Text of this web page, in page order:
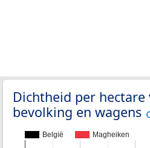
Dichtheid per hectare
bevolking en wagens
België Magheiken